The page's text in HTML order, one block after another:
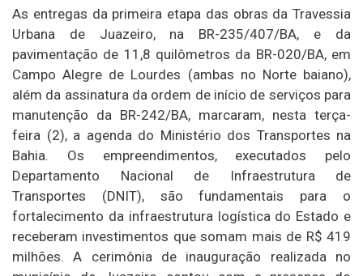
As entregas da primeira etapa das obras da Travessia
Urbana de Juazeiro, na BR-235/407/BA, e da
pavimentação de 11,8 quilômetros da BR-020/BA, em
Campo Alegre de Lourdes (ambas no Norte baiano),
além da assinatura da ordem de início de serviços para
manutenção da BR-242/BA, marcaram, nesta terça-
feira (2), a agenda do Ministério dos Transportes na
Bahia. Os empreendimentos, executados pelo
Departamento Nacional de Infraestrutura de
Transportes (DNIT), são fundamentais para o
fortalecimento da infraestrutura logística do Estado e
receberam investimentos que somam mais de R$ 419
milhões. A cerimônia de inauguração realizada no